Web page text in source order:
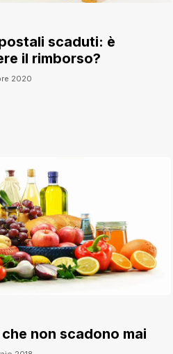
scaduti: è
il rimborso?
2020
non scadono mai